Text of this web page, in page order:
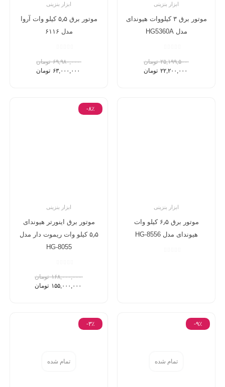
ابزار بنزینی
موتور برق ۳ کیلووات هیوندای
مدل HG5360A
تومان
۲۵,۱۹۹,۵۰۰
تومان
ابزار بنزینی
موتور برق ۵٫۵ کیلو وات آروا
مدل ۶۱۱۶
تومان
۶۹,۹۸۰,۰۰۰
تومان
ابزار بنزینی
موتور برق ۶٫۵ کیلو وات
هیوندای مدل HG-8556
ابزار بنزینی
موتور برق اینورتر هیوندای
۵٫۵ کیلو وات ریموت دار مدل
HG-8055
تومان
۱۶۸,۰۰۰,۰۰۰
تومان
-۸٪
تمام شده
-۹٪
تمام شده
-۳٪